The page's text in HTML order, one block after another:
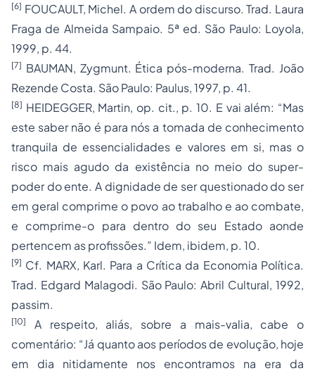
[6] FOUCAULT, Michel. A ordem do discurso. Trad. Laura
Fraga de Almeida Sampaio. 5ª ed. São Paulo: Loyola,
1999, p. 44.
[7] BAUMAN, Zygmunt. Ética pós-moderna. Trad. João
Rezende Costa. São Paulo: Paulus, 1997, p. 41.
[8] HEIDEGGER, Martin, op. cit., p. 10. E vai além: “Mas
este saber não é para nós a tomada de conhecimento
tranquila de essencialidades e valores em si, mas o
risco mais agudo da existência no meio do super-
poder do ente. A dignidade de ser questionado do ser
em geral comprime o povo ao trabalho e ao combate,
e comprime-o para dentro do seu Estado aonde
pertencem as profissões.” Idem, ibidem, p. 10.
[9] Cf. MARX, Karl. Para a Crítica da Economia Política.
Trad. Edgard Malagodi. São Paulo: Abril Cultural, 1992,
passim.
[10]
A respeito, aliás, sobre a mais-valia, cabe o
comentário: “Já quanto aos períodos de evolução, hoje
em dia nitidamente nos encontramos na era da